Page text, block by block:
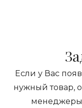
Если у Вас
нужный товар,
менеджеры